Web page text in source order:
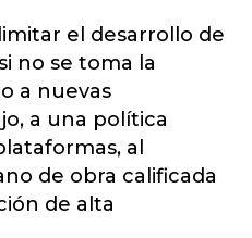
el desarrollo de
no se toma la
a nuevas
a una política
al
de obra calificada
de alta